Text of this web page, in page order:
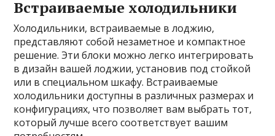
Встраиваемые холодильники
Холодильники, встраиваемые в лоджию,
представляют собой незаметное и компактное
решение. Эти блоки можно легко интегрировать
в дизайн вашей лоджии, установив под стойкой
или в специальном шкафу. Встраиваемые
холодильники доступны в различных размерах и
конфигурациях, что позволяет вам выбрать тот,
который лучше всего соответствует вашим